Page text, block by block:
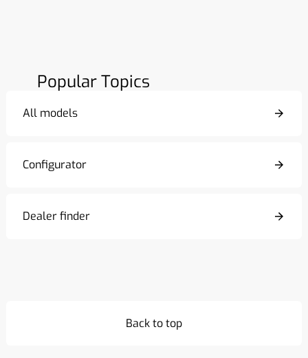
Popular Topics
All models
Configurator
Dealer finder
Back to top